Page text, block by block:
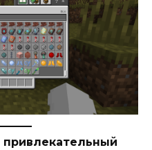
привлекательный